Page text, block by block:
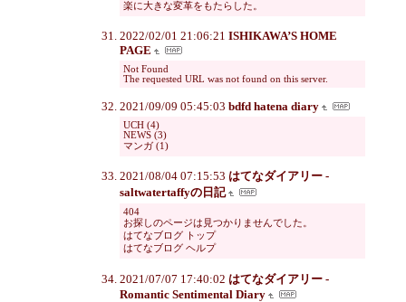
楽に大きな変革をもたらした。
2022/02/01 21:06:21 ISHIKAWA’S HOME
PAGE
Not Found
The requested URL was not found on this server.
2021/09/09 05:45:03 bdfd hatena diary
UCH (4)
NEWS (3)
マンガ (1)
2021/08/04 07:15:53 はてなダイアリー -
saltwatertaffyの日記
404
お探しのページは見つかりませんでした。
はてなブログ トップ
はてなブログ ヘルプ
2021/07/07 17:40:02 はてなダイアリー -
Romantic Sentimental Diary